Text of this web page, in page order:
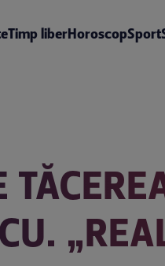
Timp liberHoroscopSport